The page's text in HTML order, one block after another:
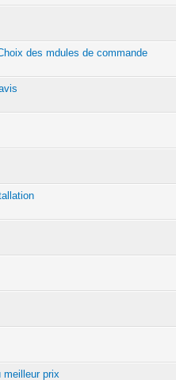
moyenne
des mdules de commande
moyenne
345
moyenne
345
moyenne
moyenne
moyenne
345
moyenne
moyenne
moyenne
meilleur prix